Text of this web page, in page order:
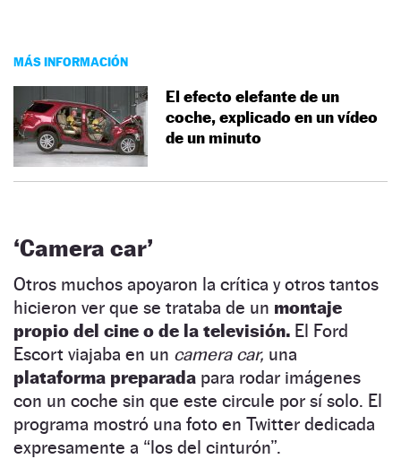
MÁS INFORMACIÓN
El efecto elefante de un
coche, explicado en un vídeo
de un minuto
‘Camera car’
Otros muchos apoyaron la crítica y otros tantos
hicieron ver que se trataba de un montaje
propio del cine o de la televisión. El Ford
Escort viajaba en un camera car, una
plataforma preparada para rodar imágenes
con un coche sin que este circule por sí solo. El
programa mostró una foto en Twitter dedicada
expresamente a “los del cinturón”.